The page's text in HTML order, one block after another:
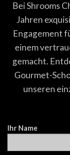
Bei Shrooms
Jahren
Engagement
einem
gemacht.
Gourmet-
unseren
Ihr Name